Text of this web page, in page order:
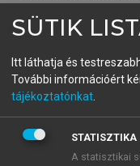
fiókoddal,
A regisztráció után a
BELÉPÉS
SÜTIK
Itt láthatja és
További információért
tájékoztatónkat
STATISZTIKA
A statisztikai